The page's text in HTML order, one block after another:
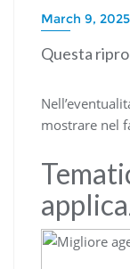
March 9, 2025
Questa
mostrare nel